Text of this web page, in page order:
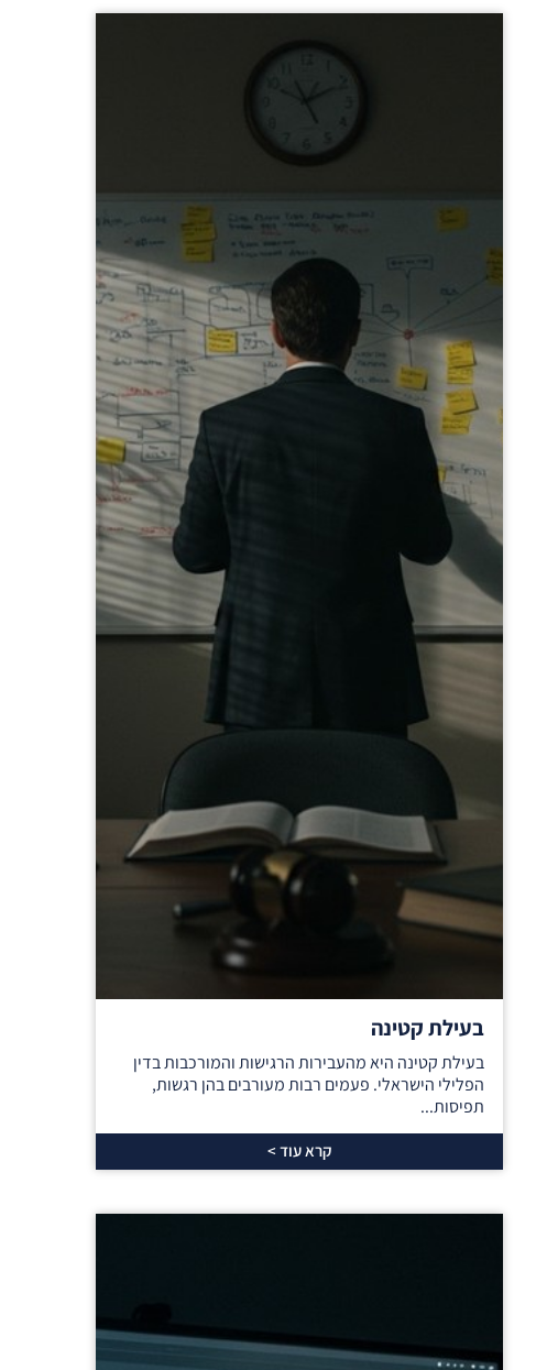
בעילת קטינה
בעילת קטינה היא מהעבירות הרגישות והמורכבות בדין
הפלילי הישראלי. פעמים רבות מעורבים בהן רגשות,
תפיסות...
קרא עוד >